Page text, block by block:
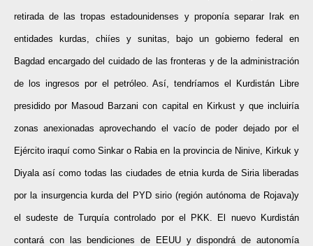
retirada de las tropas estadounidenses y proponía separar Irak en
entidades kurdas, chiíes y sunitas, bajo un gobierno federal en
Bagdad encargado del cuidado de las fronteras y de la administración
de los ingresos por el petróleo. Así, tendríamos el Kurdistán Libre
presidido por Masoud Barzani con capital en Kirkust y que incluiría
zonas anexionadas aprovechando el vacío de poder dejado por el
Ejército iraquí como Sinkar o Rabia en la provincia de Ninive, Kirkuk y
Diyala así como todas las ciudades de etnia kurda de Siria liberadas
por la insurgencia kurda del PYD sirio (región autónoma de Rojava)y
el sudeste de Turquía controlado por el PKK. El nuevo Kurdistán
contará con las bendiciones de EEUU y dispondrá de autonomía